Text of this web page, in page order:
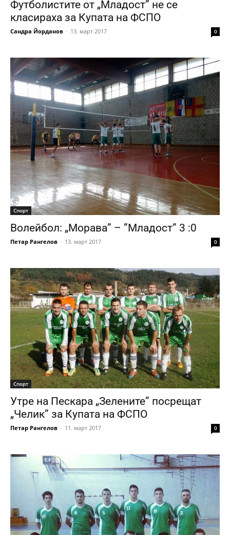
Футболистите от „Младост” не се
класираха за Купата на ФСПО
Сандра Йорданов - 13. март 2017 0
Спорт
Волейбол: „Морава” – ”Младост” 3 :0
Петар Рангелов - 13. март 2017 0
Спорт
Утре на Пескара „Зелените” посрещат
„Челик” за Купата на ФСПО
Петар Рангелов - 11. март 2017 0